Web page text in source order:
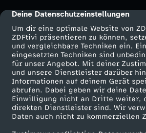
cmp-dialog-description
Deine Datenschutzeinstellungen
Um dir eine optimale Website von
ZDFtivi präsentieren zu können,
und vergleichbare Techniken ein.
eingesetzten Techniken sind
für unser Angebot. Mit deiner
und unsere Dienstleister darüber
Informationen auf deinem Gerät
abrufen. Dabei geben wir deine
Einwilligung nicht an Dritte weiter,
direkten Dienstleister sind. Wir
Daten auch nicht zu kommerziellen
2
0
2
5
/
Mehr ZDF
ZDF-Apps
Smart TV
ZDFtext
Service
Kontakt
Tickets